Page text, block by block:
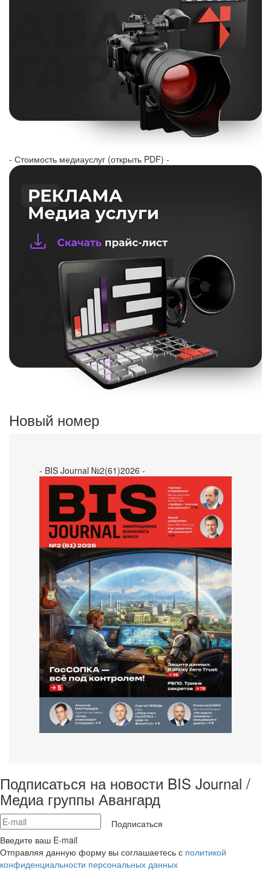
- Стоимость медиауслуг (открыть PDF) -
Новый номер
- BIS Journal №2(61)2026 -
Подписаться на новости BIS Journal /
Медиа группы Авангард
Подписаться
Введите ваш E-mail
Отправляя данную форму вы соглашаетесь с политикой
конфиденциальности персональных данных